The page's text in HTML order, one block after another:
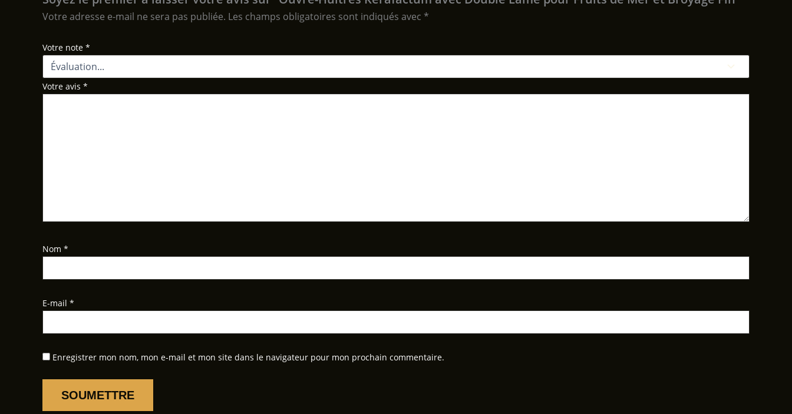
Votre adresse e-mail ne sera pas publiée. Les champs obligatoires sont indiqués avec *
Votre note *
Votre avis *
Nom *
E-mail *
Enregistrer mon nom, mon e-mail et mon site dans le navigateur pour mon prochain commentaire.